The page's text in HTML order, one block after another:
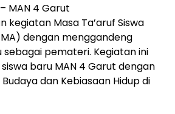
MAN 4 Garut
kegiatan Masa Ta’aruf Siswa
dengan menggandeng
sebagai pemateri. Kegiatan ini
baru MAN 4 Garut dengan
dan Kebiasaan Hidup di